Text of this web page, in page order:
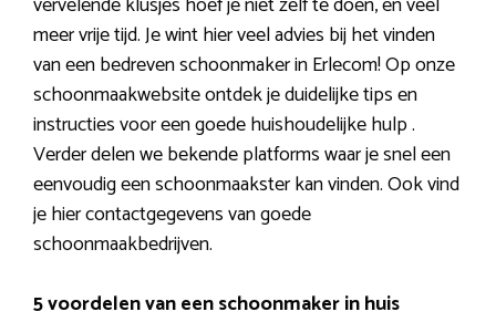
meer vrije tijd. Je wint hier veel advies bij het vinden
van een bedreven schoonmaker in Erlecom! Op onze
schoonmaakwebsite ontdek je duidelijke tips en
instructies voor een goede huishoudelijke hulp .
Verder delen we bekende platforms waar je snel een
eenvoudig een schoonmaakster kan vinden. Ook vind
je hier contactgegevens van goede
schoonmaakbedrijven.
5 voordelen van een schoonmaker in huis